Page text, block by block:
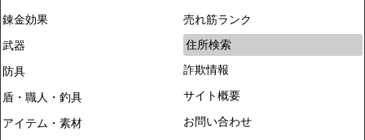
錬金効果
武器
防具
盾・職人・釣具
アイテム・素材
売れ筋ランク
住所検索
詐欺情報
サイト概要
お問い合わせ